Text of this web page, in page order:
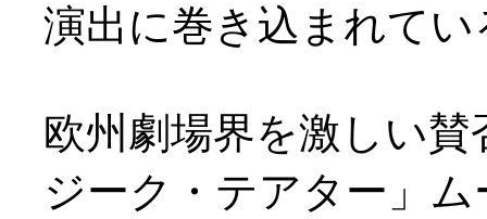
演出に巻き込まれて
欧州劇場界を激しい
ジーク・テアター」